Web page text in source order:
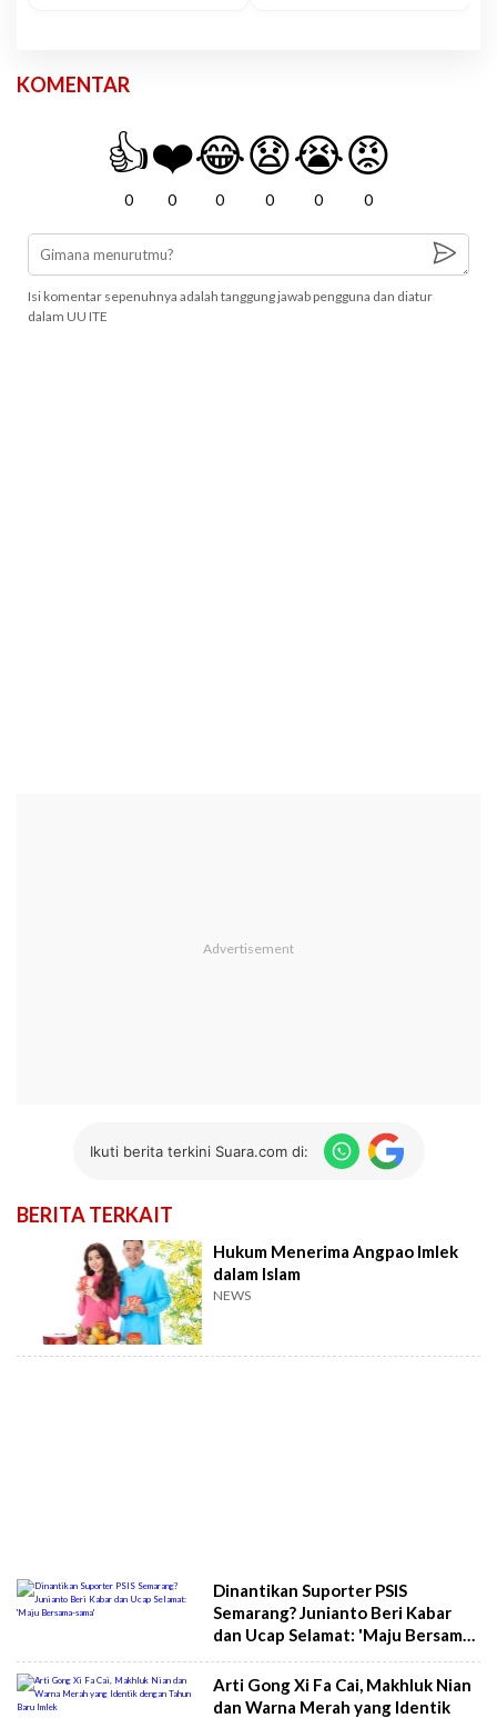
KOMENTAR
👍
0
❤️
0
😂
0
😧
0
😭
0
😡
0
Isi komentar sepenuhnya adalah tanggung jawab pengguna dan diatur
dalam UU ITE
Ikuti berita terkini Suara.com di:
BERITA TERKAIT
Hukum Menerima Angpao Imlek
dalam Islam
NEWS
Dinantikan Suporter PSIS
Semarang? Junianto Beri Kabar
dan Ucap Selamat: 'Maju Bersama-
Arti Gong Xi Fa Cai, Makhluk Nian
dan Warna Merah yang Identik